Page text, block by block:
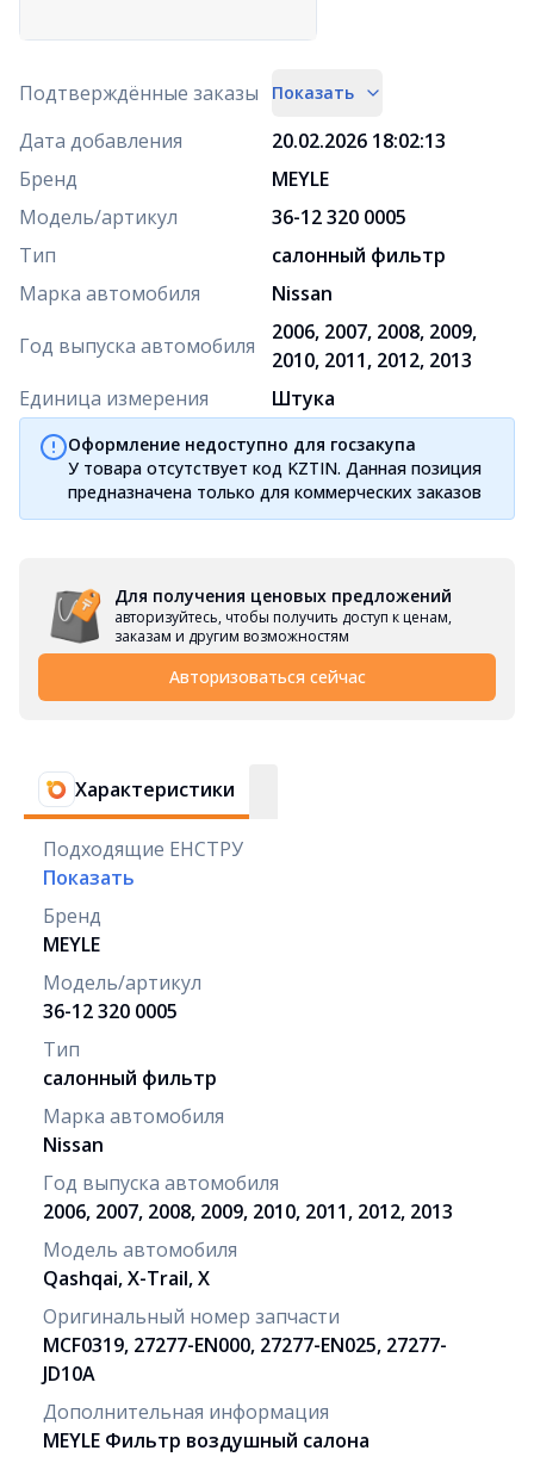
Подтверждённые заказы Показать
Дата добавления
20.02.2026 18:02:13
Бренд
MEYLE
Модель/артикул
36-12 320 0005
Тип
салонный фильтр
Марка автомобиля
Nissan
Год выпуска автомобиля
2006, 2007, 2008, 2009,
2010, 2011, 2012, 2013
Единица измерения
Штука
Оформление недоступно для госзакупа
У товара отсутствует код KZTIN. Данная позиция
предназначена только для коммерческих заказов
Для получения ценовых предложений
авторизуйтесь, чтобы получить доступ к ценам,
заказам и другим возможностям
Авторизоваться сейчас
Характеристики
Подходящие ЕНСТРУ
Показать
Бренд
MEYLE
Модель/артикул
36-12 320 0005
Тип
салонный фильтр
Марка автомобиля
Nissan
Год выпуска автомобиля
2006, 2007, 2008, 2009, 2010, 2011, 2012, 2013
Модель автомобиля
Qashqai, X-Trail, X
Оригинальный номер запчасти
MCF0319, 27277-EN000, 27277-EN025, 27277-
JD10A
Дополнительная информация
MEYLE Фильтр воздушный салона